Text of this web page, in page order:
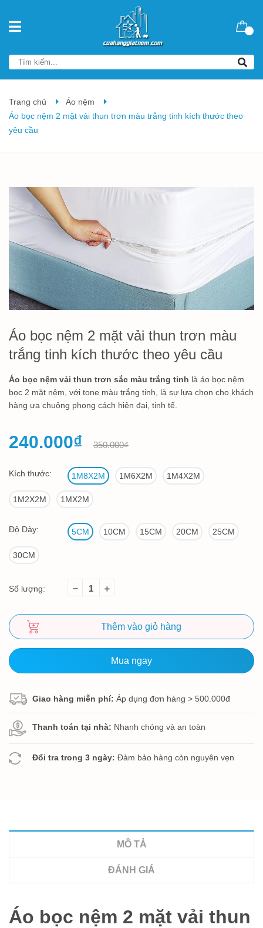
Trang chủ
Áo nệm
Áo bọc nệm 2 mặt vải thun trơn màu trắng tinh kích thước theo
yêu cầu
Áo bọc nệm 2 mặt vải thun trơn màu
trắng tinh kích thước theo yêu cầu
Áo bọc nệm vải thun trơn sắc màu trắng tinh là áo bọc nệm
bọc 2 mặt nệm, với tone màu trắng tinh, là sự lựa chọn cho khách
hàng ưa chuộng phong cách hiện đại, tinh tế.
240.000₫ 350.000₫
Kích thước: 1M8X2M 1M6X2M 1M4X2M
1M2X2M 1MX2M
Độ Dày: 5CM 10CM 15CM 20CM 25CM
30CM
Số lượng:
Thêm vào giỏ hàng
Mua ngay
Giao hàng miễn phí: Áp dụng đơn hàng > 500.000đ
Thanh toán tại nhà: Nhanh chóng và an toàn
Đổi tra trong 3 ngày: Đảm bảo hàng còn nguyên vẹn
MÔ TẢ
ĐÁNH GIÁ
Áo bọc nệm 2 mặt vải thun